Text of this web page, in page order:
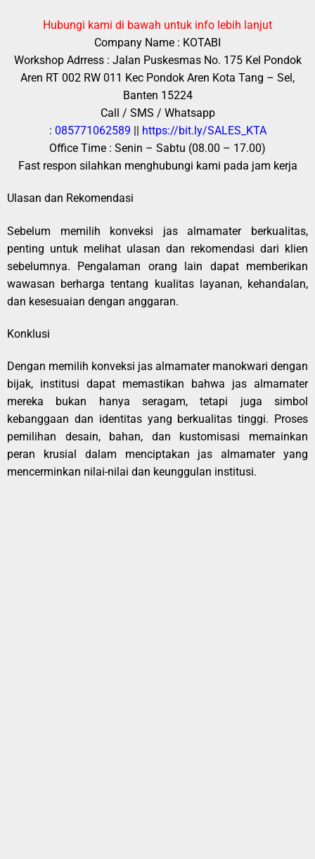
Hubungi kami di bawah untuk info lebih lanjut
Company Name : KOTABI
Workshop Adrress : Jalan Puskesmas No. 175 Kel Pondok
Aren RT 002 RW 011 Kec Pondok Aren Kota Tang – Sel,
Banten 15224
Call / SMS / Whatsapp
: 085771062589 || https://bit.ly/SALES_KTA
Office Time : Senin – Sabtu (08.00 – 17.00)
Fast respon silahkan menghubungi kami pada jam kerja
Ulasan dan Rekomendasi
Sebelum memilih konveksi jas almamater berkualitas,
penting untuk melihat ulasan dan rekomendasi dari klien
sebelumnya. Pengalaman orang lain dapat memberikan
wawasan berharga tentang kualitas layanan, kehandalan,
dan kesesuaian dengan anggaran.
Konklusi
Dengan memilih konveksi jas almamater manokwari dengan
bijak, institusi dapat memastikan bahwa jas almamater
mereka bukan hanya seragam, tetapi juga simbol
kebanggaan dan identitas yang berkualitas tinggi. Proses
pemilihan desain, bahan, dan kustomisasi memainkan
peran krusial dalam menciptakan jas almamater yang
mencerminkan nilai-nilai dan keunggulan institusi.